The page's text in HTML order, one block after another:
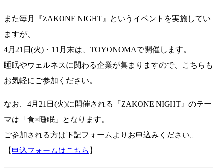
また毎月『ZAKONE NIGHT』というイベントを実施してい
ますが、
4月21日(火)・11月末は、TOYONOMAで開催します。
睡眠やウェルネスに関わる企業が集まりますので、こちらも
お気軽にご参加ください。
なお、4月21日(火)に開催される『ZAKONE NIGHT』のテー
マは「食×睡眠」となります。
ご参加される方は下記フォームよりお申込みください。
【 申込フォームはこちら 】